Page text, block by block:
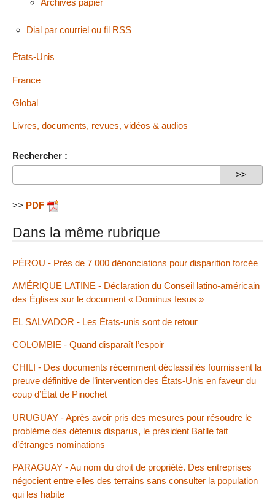
Dial par courriel ou fil RSS
États-Unis
France
Global
Livres, documents, revues, vidéos & audios
Rechercher :
>> PDF
Dans la même rubrique
PÉROU - Près de 7 000 dénonciations pour disparition forcée
AMÉRIQUE LATINE - Déclaration du Conseil latino-américain
des Églises sur le document « Dominus Iesus »
EL SALVADOR - Les États-unis sont de retour
COLOMBIE - Quand disparaît l’espoir
CHILI - Des documents récemment déclassifiés fournissent la
preuve définitive de l’intervention des États-Unis en faveur du
coup d’État de Pinochet
URUGUAY - Après avoir pris des mesures pour résoudre le
problème des détenus disparus, le président Batlle fait
d’étranges nominations
PARAGUAY - Au nom du droit de propriété. Des entreprises
négocient entre elles des terrains sans consulter la population
qui les habite